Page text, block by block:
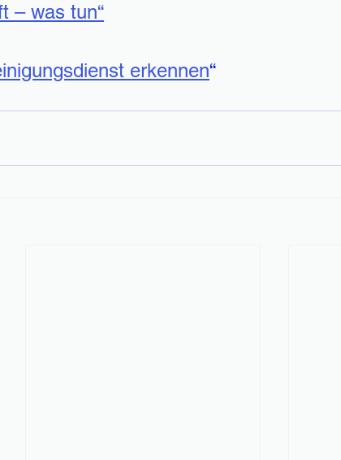
– was tun“
erkennen“